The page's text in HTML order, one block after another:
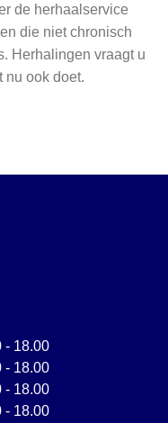
de herhaalservice
die niet chronisch
Herhalingen vraagt u
nu ook doet.
- 18.00
- 18.00
- 18.00
- 18.00